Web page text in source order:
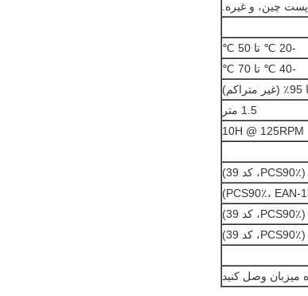
-20 ℃ تا 50 ℃
-40 ℃ تا 70 ℃
1.5 متر
10H @ 125RPM